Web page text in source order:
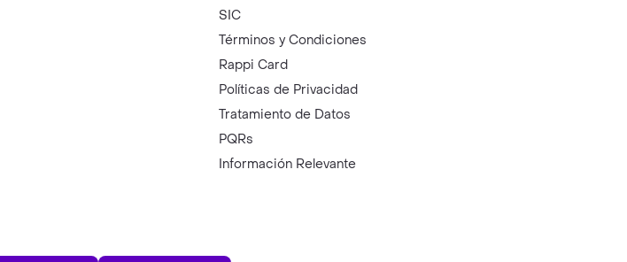
SIC
Términos y Condiciones
Rappi Card
Políticas de Privacidad
Tratamiento de Datos
PQRs
Información Relevante